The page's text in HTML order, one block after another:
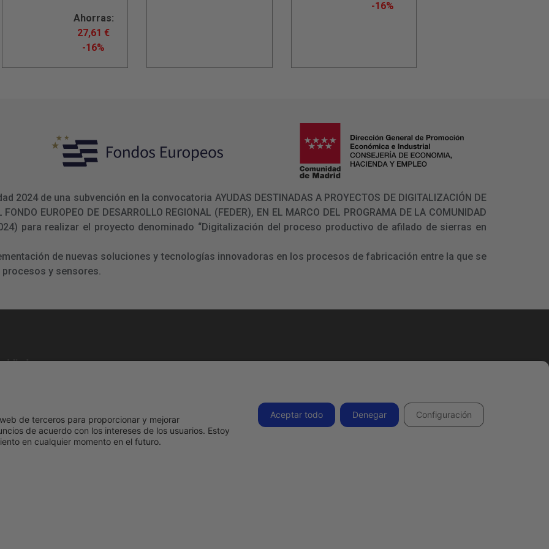
Ahorras:
27,61€
-16%
-16%
2024 de una subvención en la convocatoria AYUDAS DESTINADAS A PROYECTOS DE DIGITALIZACIÓN DE
EUROPEO DE DESARROLLO REGIONAL (FEDER), EN EL MARCO DEL PROGRAMA DE LA COMUNIDAD
para realizar el proyecto denominado “Digitalización del proceso productivo de afilado de sierras en
de nuevas soluciones y tecnologías innovadoras en los procesos de fabricación entre la que se
y sensores.
Visítanos
Madrid, Madrid
Llámanos
Hermadi Tools | Todos los derechos reservados 2026.
de terceros para proporcionar y mejorar
de acuerdo con los intereses de los usuarios. Estoy
en cualquier momento en el futuro.
Aceptar todo Denegar Configuración